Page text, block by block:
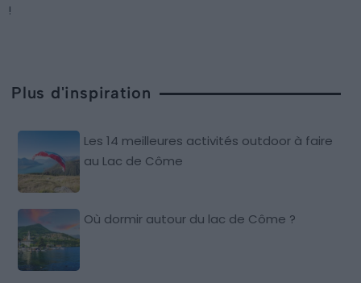
!
Plus d'inspiration
Les 14 meilleures activités outdoor à faire
au Lac de Côme
Où dormir autour du lac de Côme ?